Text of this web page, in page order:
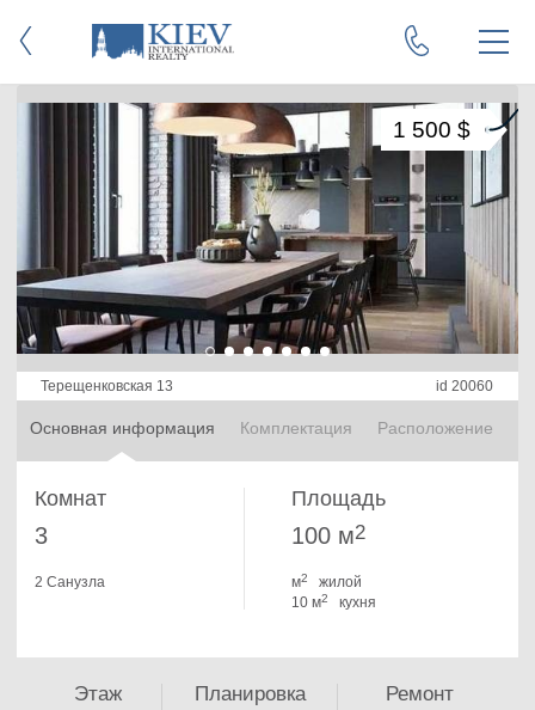
Терещенковская 13 id 20060
Основная информация Комплектация Расположение
1 500 $
Комнат
3
2 Санузла
Площадь
100 м2
м2
жилой
10 м2 кухня
Этаж Планировка Ремонт